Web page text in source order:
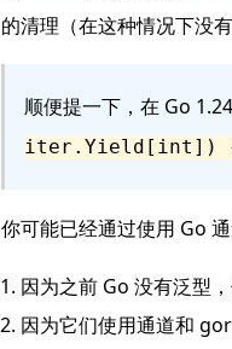
的清理（在这种情况下没
顺便提一下，在 Go
iter.Yield[int])
你可能已经通过使用 Go
因为之前 Go 没有泛型
因为它们使用通道和